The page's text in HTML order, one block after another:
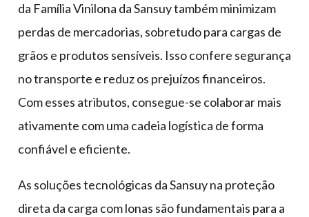
da Família Vinilona da Sansuy também minimizam
perdas de mercadorias, sobretudo para cargas de
grãos e produtos sensíveis. Isso confere segurança
no transporte e reduz os prejuízos financeiros.
Com esses atributos, consegue-se colaborar mais
ativamente com uma cadeia logística de forma
confiável e eficiente.
As soluções tecnológicas da Sansuy na proteção
direta da carga com lonas são fundamentais para a